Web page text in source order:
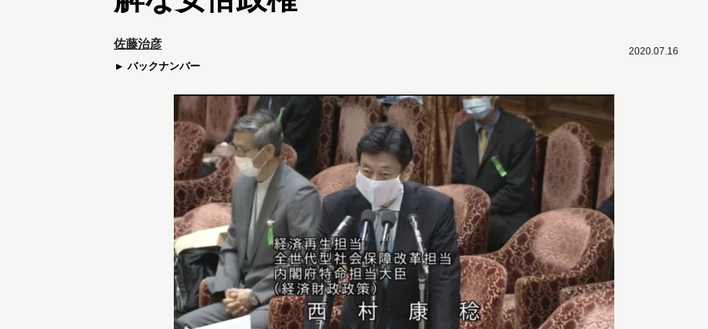
2020.07.16
佐藤治彦
バックナンバー